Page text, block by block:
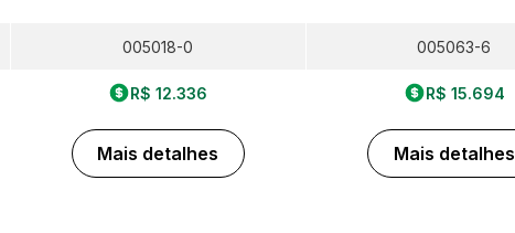
005018-0
R$ 12.336
Mais detalhes
005063-6
R$ 15.694
Mais detalhes